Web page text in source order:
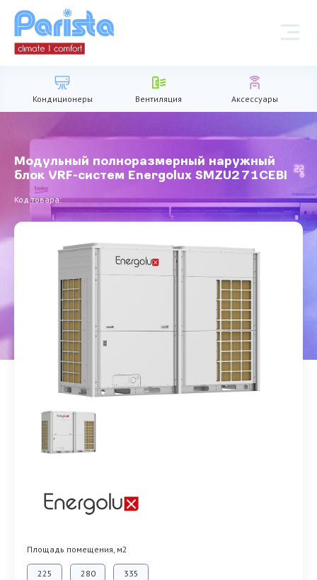
Кондиционеры Вентиляция Аксессуары
Модульный полноразмерный наружный
блок VRF-систем Energolux SMZU271CEBI
Код товара:
Площадь помещения, м2
225 280 335